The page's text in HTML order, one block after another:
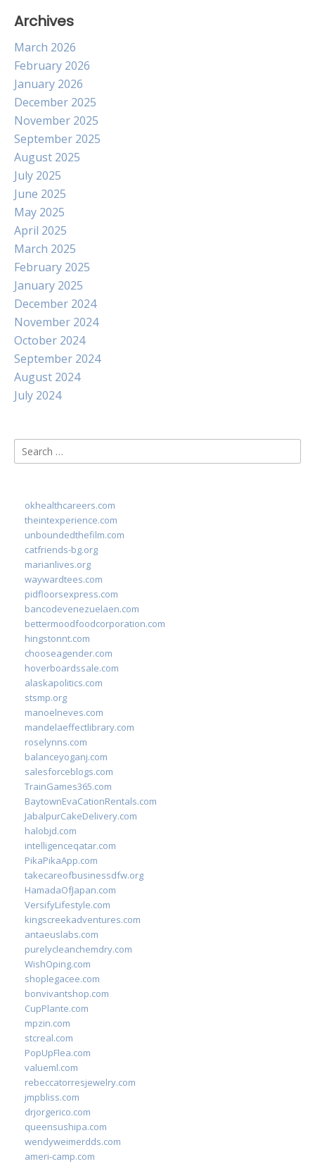
Archives
March 2026
February 2026
January 2026
December 2025
November 2025
September 2025
August 2025
July 2025
June 2025
May 2025
April 2025
March 2025
February 2025
January 2025
December 2024
November 2024
October 2024
September 2024
August 2024
July 2024
Search
for:
okhealthcareers.com
theintexperience.com
unboundedthefilm.com
catfriends-bg.org
marianlives.org
waywardtees.com
pidfloorsexpress.com
bancodevenezuelaen.com
bettermoodfoodcorporation.com
hingstonnt.com
chooseagender.com
hoverboardssale.com
alaskapolitics.com
stsmp.org
manoelneves.com
mandelaeffectlibrary.com
roselynns.com
balanceyoganj.com
salesforceblogs.com
TrainGames365.com
BaytownEvaCationRentals.com
JabalpurCakeDelivery.com
halobjd.com
intelligenceqatar.com
PikaPikaApp.com
takecareofbusinessdfw.org
HamadaOfJapan.com
VersifyLifestyle.com
kingscreekadventures.com
antaeuslabs.com
purelycleanchemdry.com
WishOping.com
shoplegacee.com
bonvivantshop.com
CupPlante.com
mpzin.com
stcreal.com
PopUpFlea.com
valueml.com
rebeccatorresjewelry.com
jmpbliss.com
drjorgerico.com
queensushipa.com
wendyweimerdds.com
ameri-camp.com